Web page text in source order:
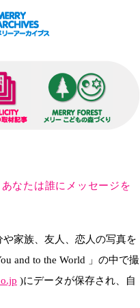
なたは誰にメッセージを
家族、友人、恋人の写真を
and to the World 」の中で撮
)にデータが保存され、自